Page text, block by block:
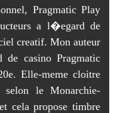
Pragmatic Play
a l�egard de
creatif. Mon auteur
casino Pragmatic
Elle-meme cloitre
selon le Monarchie-
cela propose timbre